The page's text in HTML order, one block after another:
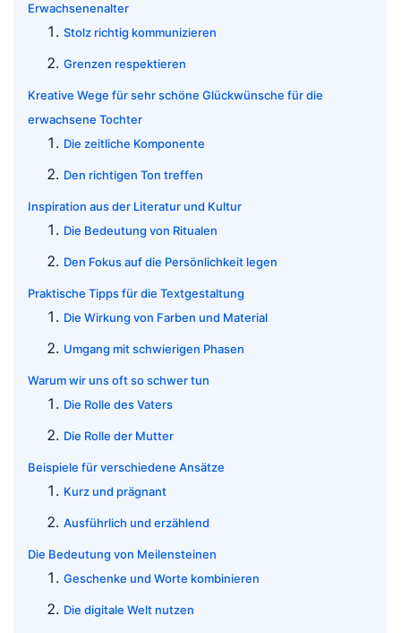
Erwachsenenalter
Stolz richtig kommunizieren
Grenzen respektieren
Kreative Wege für sehr schöne Glückwünsche für die
erwachsene Tochter
Die zeitliche Komponente
Den richtigen Ton treffen
Inspiration aus der Literatur und Kultur
Die Bedeutung von Ritualen
Den Fokus auf die Persönlichkeit legen
Praktische Tipps für die Textgestaltung
Die Wirkung von Farben und Material
Umgang mit schwierigen Phasen
Warum wir uns oft so schwer tun
Die Rolle des Vaters
Die Rolle der Mutter
Beispiele für verschiedene Ansätze
Kurz und prägnant
Ausführlich und erzählend
Die Bedeutung von Meilensteinen
Geschenke und Worte kombinieren
Die digitale Welt nutzen